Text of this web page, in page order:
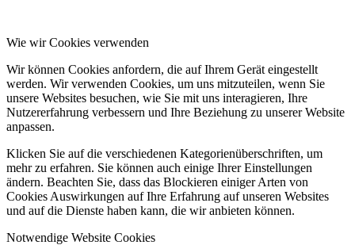
Wie wir Cookies verwenden
Wir können Cookies anfordern, die auf Ihrem Gerät eingestellt
werden. Wir verwenden Cookies, um uns mitzuteilen, wenn Sie
unsere Websites besuchen, wie Sie mit uns interagieren, Ihre
Nutzererfahrung verbessern und Ihre Beziehung zu unserer Website
anpassen.
Klicken Sie auf die verschiedenen Kategorienüberschriften, um
mehr zu erfahren. Sie können auch einige Ihrer Einstellungen
ändern. Beachten Sie, dass das Blockieren einiger Arten von
Cookies Auswirkungen auf Ihre Erfahrung auf unseren Websites
und auf die Dienste haben kann, die wir anbieten können.
Notwendige Website Cookies